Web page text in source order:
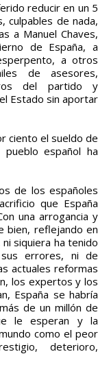
reducir en un 5
culpables de nada,
a Manuel Chaves,
de España, a
a otros
de asesores,
del partido y
Estado sin aportar
ciento el sueldo de
español ha
de los españoles
que España
una arrogancia y
bien, reflejando en
siquiera ha tenido
errores, ni de
actuales reformas
los expertos y los
España se habría
de un millón de
le esperan y la
como el peor
deterioro,